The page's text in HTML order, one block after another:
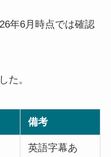
年6月時点では確認
た。
備考
英語字幕あ